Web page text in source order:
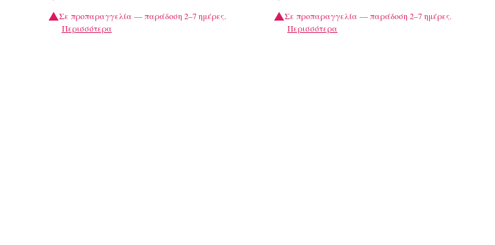
Σε προπαραγγελία — παράδοση 2–7 ημέρες.
Περισσότερα
Σε προπαραγγελία — παράδοση 2–7 ημέρες.
Περισσότερα